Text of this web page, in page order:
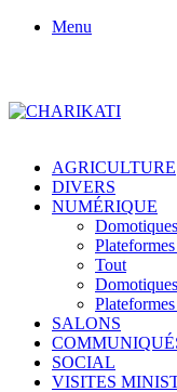
Menu
AGRICULTURE
DIVERS
NUMÉRIQUE
Domotiques
Tout
Domotiques
SALONS
SOCIAL
VISITES